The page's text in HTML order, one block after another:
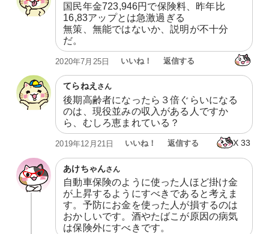
国民年金723,946円で保険料、昨年比
16,83アップとは急激過ぎる
無策、無能ではないか、説明が不十分
だ。
2020年7月25日 いいね！ 返信する
てらねえ さん
後期高齢者になったら３倍ぐらいになる
のは、現役並みの収入がある人ですか
ら、むしろ恵まれている？
X33
2019年12月21日 いいね！ 返信する
あけちゃんさん
自動車保険のように使った人ほど掛け金
が上昇するようにすべきであると考えま
す。予防にお金を使った人が損するのは
おかしいです。酒やたばこが原因の病気
は保険外にすべきです。